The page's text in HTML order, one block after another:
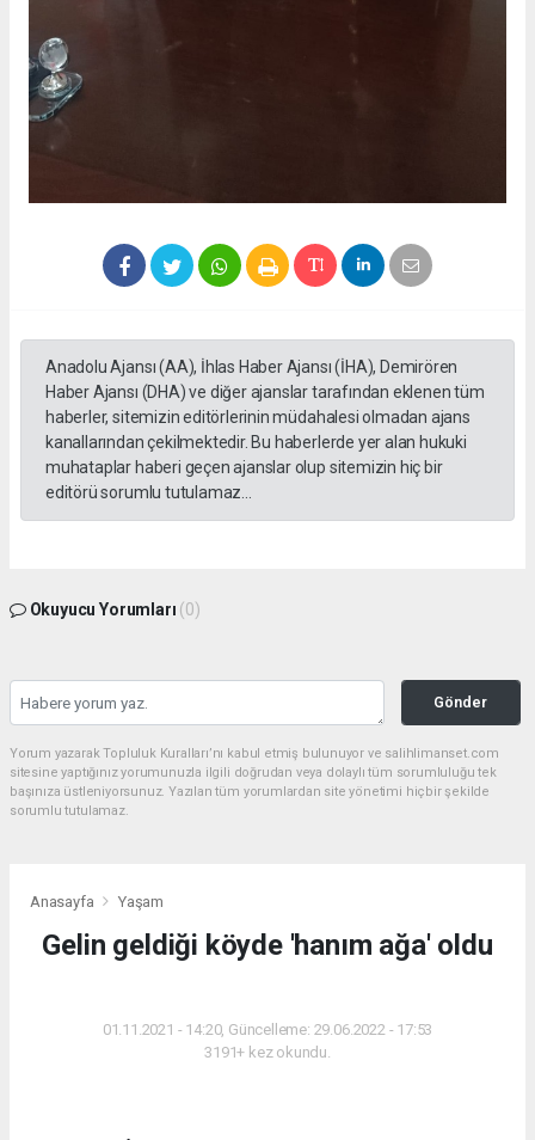
Anadolu Ajansı (AA), İhlas Haber Ajansı (İHA), Demirören
Haber Ajansı (DHA) ve diğer ajanslar tarafından eklenen tüm
haberler, sitemizin editörlerinin müdahalesi olmadan ajans
kanallarından çekilmektedir. Bu haberlerde yer alan hukuki
muhataplar haberi geçen ajanslar olup sitemizin hiç bir
editörü sorumlu tutulamaz...
Okuyucu Yorumları (0)
Gönder
Yorum yazarak Topluluk Kuralları’nı kabul etmiş bulunuyor ve salihlimanset.com
sitesine yaptığınız yorumunuzla ilgili doğrudan veya dolaylı tüm sorumluluğu tek
başınıza üstleniyorsunuz. Yazılan tüm yorumlardan site yönetimi hiçbir şekilde
sorumlu tutulamaz.
Anasayfa Yaşam
Gelin geldiği köyde 'hanım ağa' oldu
01.11.2021 - 14:20, Güncelleme: 29.06.2022 - 17:53
3191+ kez okundu.